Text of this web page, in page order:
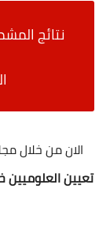
نتائج
الان من خلال
تعيين العلوميين